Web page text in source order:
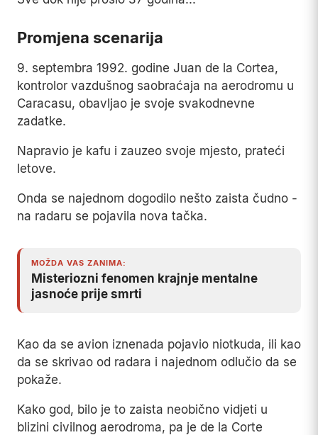
Promjena scenarija
9. septembra 1992. godine Juan de la Cortea,
kontrolor vazdušnog saobraćaja na aerodromu u
Caracasu, obavljao je svoje svakodnevne
zadatke.
Napravio je kafu i zauzeo svoje mjesto, prateći
letove.
Onda se najednom dogodilo nešto zaista čudno -
na radaru se pojavila nova tačka.
MOŽDA VAS ZANIMA:
Misteriozni fenomen krajnje mentalne
jasnoće prije smrti
Kao da se avion iznenada pojavio niotkuda, ili kao
da se skrivao od radara i najednom odlučio da se
pokaže.
Kako god, bilo je to zaista neobično vidjeti u
blizini civilnog aerodroma, pa je de la Corte